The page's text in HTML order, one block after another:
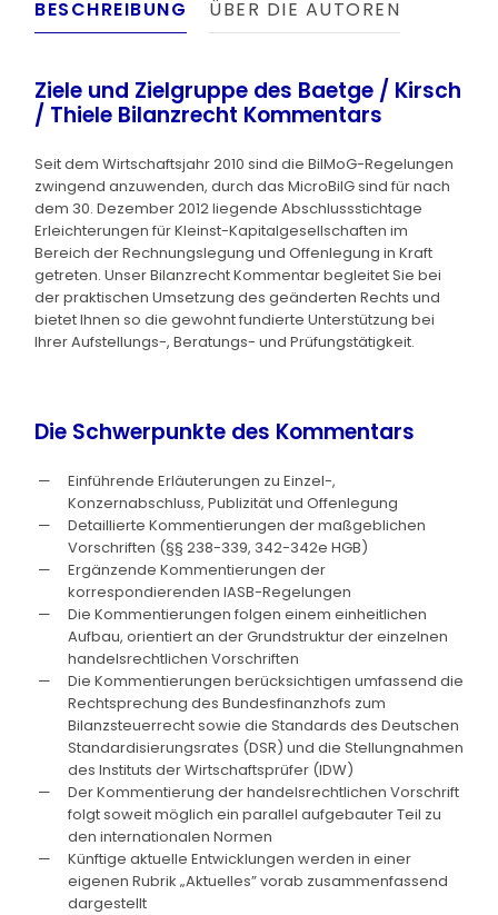
BESCHREIBUNG ÜBER DIE AUTOREN
Ziele und Zielgruppe des Baetge / Kirsch
/ Thiele Bilanzrecht Kommentars
Seit dem Wirtschaftsjahr 2010 sind die BilMoG-Regelungen
zwingend anzuwenden, durch das MicroBilG sind für nach
dem 30. Dezember 2012 liegende Abschlussstichtage
Erleichterungen für Kleinst-Kapitalgesellschaften im
Bereich der Rechnungslegung und Offenlegung in Kraft
getreten. Unser Bilanzrecht Kommentar begleitet Sie bei
der praktischen Umsetzung des geänderten Rechts und
bietet Ihnen so die gewohnt fundierte Unterstützung bei
Ihrer Aufstellungs-, Beratungs- und Prüfungstätigkeit.
Die Schwerpunkte des Kommentars
Einführende Erläuterungen zu Einzel-,
Konzernabschluss, Publizität und Offenlegung
Detaillierte Kommentierungen der maßgeblichen
Vorschriften (§§ 238-339, 342-342e HGB)
Ergänzende Kommentierungen der
korrespondierenden IASB-Regelungen
Die Kommentierungen folgen einem einheitlichen
Aufbau, orientiert an der Grundstruktur der einzelnen
handelsrechtlichen Vorschriften
Die Kommentierungen berücksichtigen umfassend die
Rechtsprechung des Bundesfinanzhofs zum
Bilanzsteuerrecht sowie die Standards des Deutschen
Standardisierungsrates (DSR) und die Stellungnahmen
des Instituts der Wirtschaftsprüfer (IDW)
Der Kommentierung der handelsrechtlichen Vorschrift
folgt soweit möglich ein parallel aufgebauter Teil zu
den internationalen Normen
Künftige aktuelle Entwicklungen werden in einer
eigenen Rubrik „Aktuelles” vorab zusammenfassend
dargestellt